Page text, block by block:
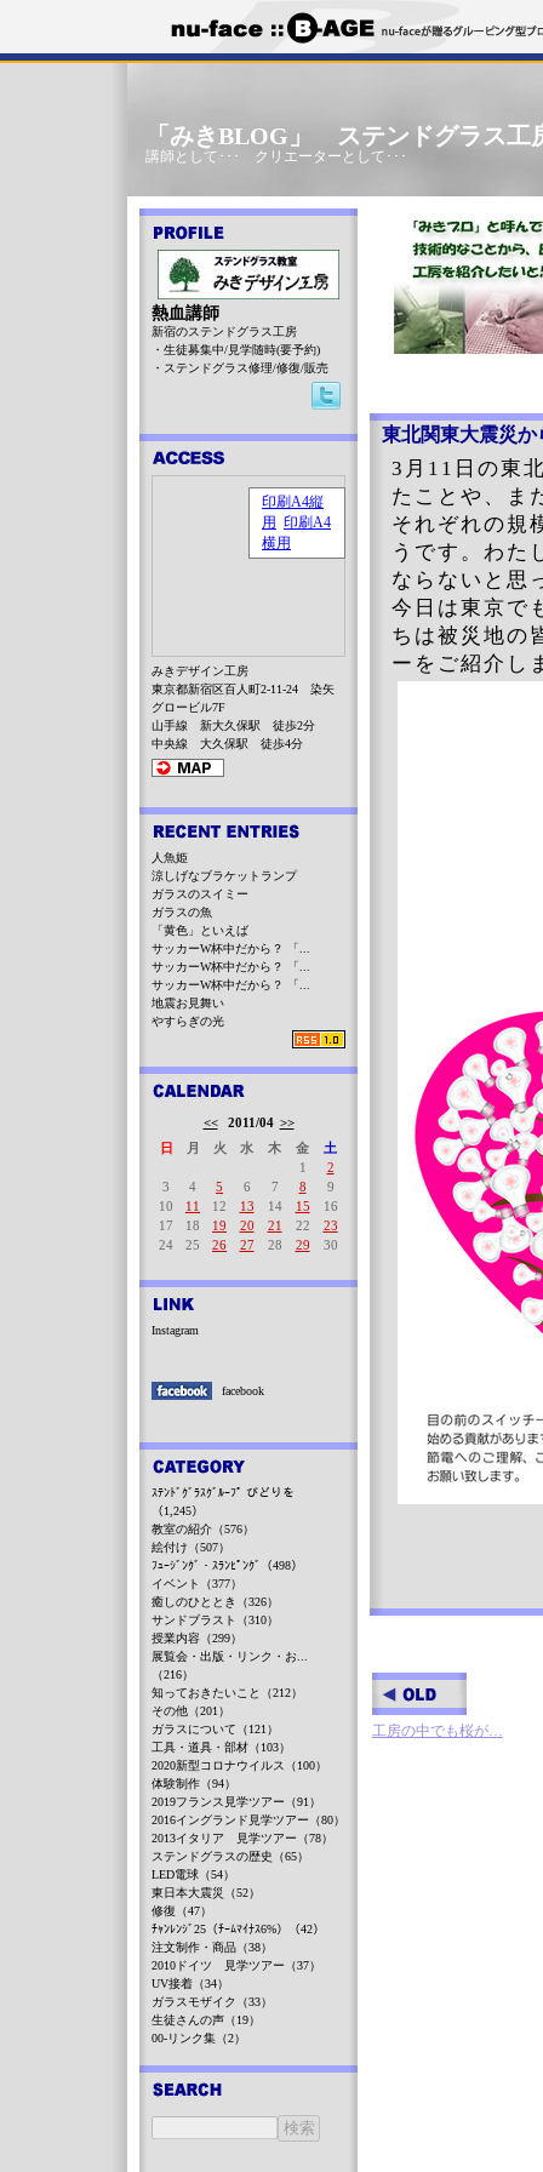
「みきBLOG」 ステンドグラス工
講師として･･･ クリエーターとして･･･
東北関東大震災か
3月11日の東
たことや、
それぞれの規
うです。わた
ならないと思
今日は東京で
ちは被災地の
ーをご紹介し
工房の中でも桜が…
熱血講師
新宿のステンドグラス工房
・生徒募集中/見学随時(要予約)
・ステンドグラス修理/修復/販売
みきデザイン工房
東京都新宿区百人町2-11-24 染矢
グロービル7F
山手線 新大久保駅 徒歩2分
中央線 大久保駅 徒歩4分
人魚姫
涼しげなブラケットランプ
ガラスのスイミー
ガラスの魚
「黄色」といえば
サッカーW杯中だから？ 「...
サッカーW杯中だから？ 「...
サッカーW杯中だから？ 「...
地震お見舞い
やすらぎの光
<< 2011/04 >>
日
月 火 水 木 金
土
1
2
3
4 5 6 7 8
9
10
11 12 13 14 15
16
17
18 19 20 21 22
23
24
25 26 27 28 29 30
Instagram
facebook
ｽﾃﾝﾄﾞｸﾞﾗｽｸﾞﾙｰﾌﾟ びどりを
（1,245）
教室の紹介（576）
絵付け（507）
ﾌｭｰｼﾞﾝｸﾞ・ｽﾗﾝﾋﾟﾝｸﾞ（498）
イベント（377）
癒しのひととき（326）
サンドブラスト（310）
授業内容（299）
展覧会・出版・リンク・お...
（216）
知っておきたいこと（212）
その他（201）
ガラスについて（121）
工具・道具・部材（103）
2020新型コロナウイルス（100）
体験制作（94）
2019フランス見学ツアー（91）
2016イングランド見学ツアー（80）
2013イタリア 見学ツアー（78）
ステンドグラスの歴史（65）
LED電球（54）
東日本大震災（52）
修復（47）
ﾁｬﾝﾚﾝｼﾞ25（ﾁｰﾑﾏｲﾅｽ6%）（42）
注文制作・商品（38）
2010ドイツ 見学ツアー（37）
UV接着（34）
ガラスモザイク（33）
生徒さんの声（19）
00-リンク集（2）